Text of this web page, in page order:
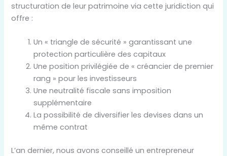
structuration de leur patrimoine via cette juridiction qui
offre :
Un « triangle de sécurité » garantissant une
protection particulière des capitaux
Une position privilégiée de « créancier de premier
rang » pour les investisseurs
Une neutralité fiscale sans imposition
supplémentaire
La possibilité de diversifier les devises dans un
même contrat
L’an dernier, nous avons conseillé un entrepreneur